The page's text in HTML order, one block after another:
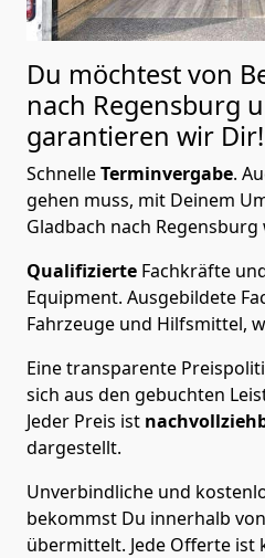
Du möchtest von
nach Regensburg
garantieren wir Dir!
SchnelleTerminvergabe.
gehen muss, mit Deinem
Gladbach nach
Qualifizierte Fachkräfte
Equipment. Ausgebildete
Fahrzeuge und Hilfsmittel,
Eine transparente
sich aus den gebuchten
Jeder Preis ist
dargestellt.
Unverbindliche und
bekommst Du innerhalb
übermittelt. Jede Offerte ist